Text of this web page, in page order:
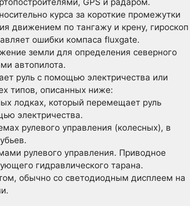
GPS и радаром.
курса за короткие промежутки
движением по тангажу и крену, гироскоп
ошибки компаса fluxgate.
земли для определения северного
автопилота.
руль с помощью электричества или
типов, описанных ниже:
лодках, который перемещает руль
электричества.
рулевого управления (колесных), в
рулевого управления. Приводное
гидравлического тарана.
обычно со светодиодным дисплеем на